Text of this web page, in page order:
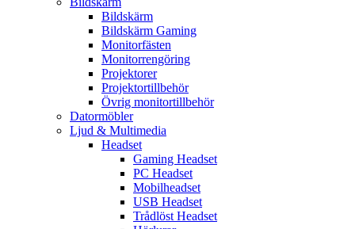
Bildskärm
Bildskärm Gaming
Monitorfästen
Monitorrengöring
Projektorer
Projektortillbehör
Övrig monitortillbehör
Datormöbler
Ljud & Multimedia
Headset
Gaming Headset
PC Headset
Mobilheadset
USB Headset
Trådlöst Headset